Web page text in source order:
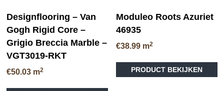
Designflooring – Van
Gogh Rigid Core –
Grigio Breccia Marble –
VGT3019-RKT
€50.03 m2
Moduleo Roots Azuriet
46935
€38.99 m2
PRODUCT BEKIJKEN